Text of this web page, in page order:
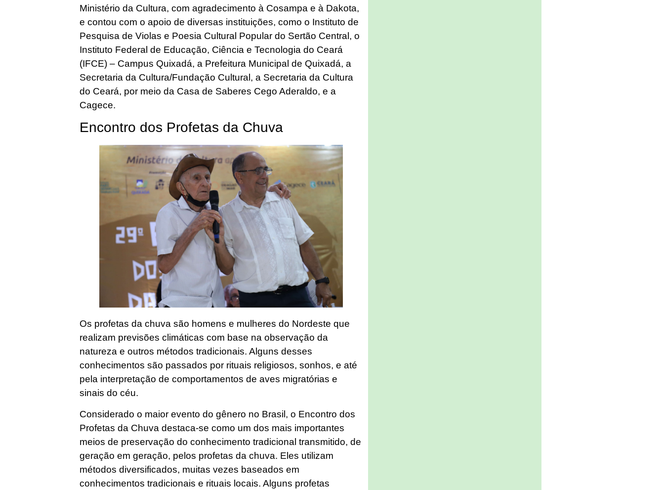
Ministério da Cultura, com agradecimento à Cosampa e à Dakota,
e contou com o apoio de diversas instituições, como o Instituto de
Pesquisa de Violas e Poesia Cultural Popular do Sertão Central, o
Instituto Federal de Educação, Ciência e Tecnologia do Ceará
(IFCE) – Campus Quixadá, a Prefeitura Municipal de Quixadá, a
Secretaria da Cultura/Fundação Cultural, a Secretaria da Cultura
do Ceará, por meio da Casa de Saberes Cego Aderaldo, e a
Cagece.
Encontro dos Profetas da Chuva
Os profetas da chuva são homens e mulheres do Nordeste que
realizam previsões climáticas com base na observação da
natureza e outros métodos tradicionais. Alguns desses
conhecimentos são passados por rituais religiosos, sonhos, e até
pela interpretação de comportamentos de aves migratórias e
sinais do céu.
Considerado o maior evento do gênero no Brasil, o Encontro dos
Profetas da Chuva destaca-se como um dos mais importantes
meios de preservação do conhecimento tradicional transmitido, de
geração em geração, pelos profetas da chuva. Eles utilizam
métodos diversificados, muitas vezes baseados em
conhecimentos tradicionais e rituais locais. Alguns profetas